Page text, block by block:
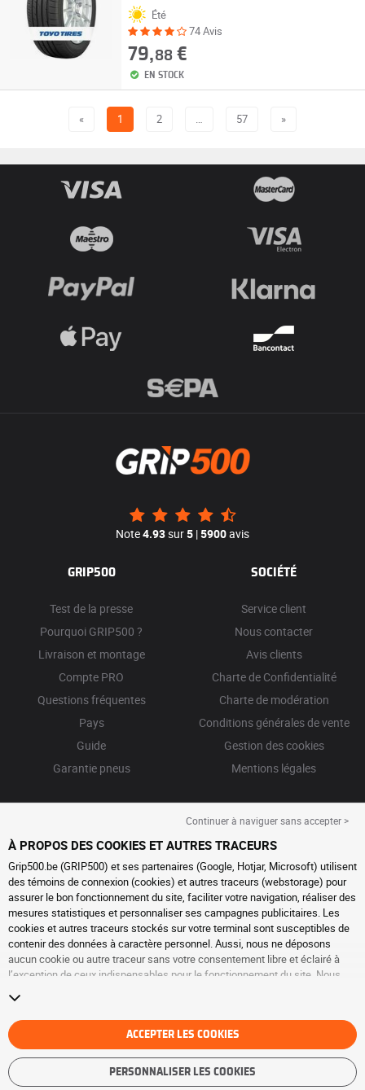
Été
74 Avis
79,88€
EN STOCK
« 1 2 … 57 »
Note4.93sur5 |5900avis
GRIP500
Test de la presse
Pourquoi GRIP500 ?
Livraison et montage
Compte PRO
Questions fréquentes
Pays
Guide
Garantie pneus
SOCIÉTÉ
Service client
Nous contacter
Avis clients
Charte de Confidentialité
Charte de modération
Conditions générales de vente
Gestion des cookies
Mentions légales
Continuer à naviguer sans accepter >
À PROPOS DES COOKIES ET AUTRES TRACEURS
Grip500.be (GRIP500) et ses partenaires (Google, Hotjar, Microsoft) utilisent
des témoins de connexion (cookies) et autres traceurs (webstorage) pour
assurer le bon fonctionnement du site, faciliter votre navigation, réaliser des
mesures statistiques et personnaliser ses campagnes publicitaires. Les
cookies et autres traceurs stockés sur votre terminal sont susceptibles de
contenir des données à caractère personnel. Aussi, nous ne déposons
aucun cookie ou autre traceur sans votre consentement libre et éclairé à
l’exception de ceux indispensables pour le fonctionnement du site. Nous
consentement à tout moment en vous rendant sur la
traceurs. Vous pouvez choisir de continuer à naviguer sans accepter le
dépôt de cookies ou autres traceurs. Le refus ne fait pas obstacle à l’accès
aux services GRIP500. Pour plus d’informations, nous vous invitons à
consulter
la page cookies et autres traceurs
ACCEPTER LES COOKIES
PERSONNALISER LES COOKIES